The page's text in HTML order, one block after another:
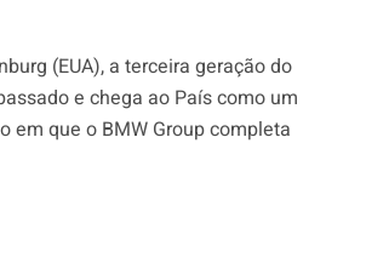
(EUA), a terceira geração do
e chega ao País como um
em que o BMW Group completa